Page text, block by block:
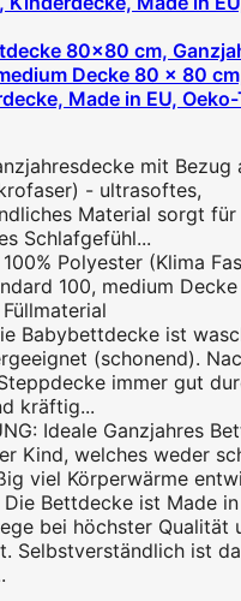
80x80 cm,
Decke 80 x 80
Made in EU,
mit Bezug
- ultrasoftes,
Material sorgt für
Schlafgefühl...
100% Polyester (Klima
100, medium
Babybettdecke ist
(schonend).
immer gut
kräftig...
Ideale Ganzjahres
Kind, welches weder
viel Körperwärme
Die Bettdecke ist Made
bei höchster Qualität
Selbstverständlich ist